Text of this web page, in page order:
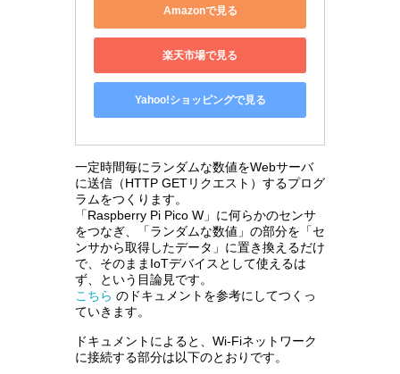
Amazonで見る
楽天市場で見る
Yahoo!ショッピングで見る
一定時間毎にランダムな数値をWebサーバ
に送信（HTTP GETリクエスト）するプログ
ラムをつくります。
「Raspberry Pi Pico W」に何らかのセンサ
をつなぎ、「ランダムな数値」の部分を「セ
ンサから取得したデータ」に置き換えるだけ
で、そのままIoTデバイスとして使えるは
ず、という目論見です。
こちら のドキュメントを参考にしてつくっ
ていきます。
ドキュメントによると、Wi-Fiネットワーク
に接続する部分は以下のとおりです。